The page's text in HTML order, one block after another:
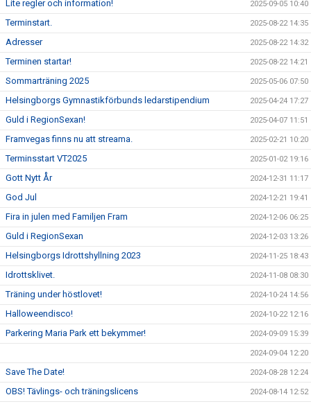
Lite regler och information! 2025-09-05 10:40
Terminstart. 2025-08-22 14:35
Adresser 2025-08-22 14:32
Terminen startar! 2025-08-22 14:21
Sommarträning 2025 2025-05-06 07:50
Helsingborgs Gymnastikförbunds ledarstipendium 2025-04-24 17:27
Guld i RegionSexan! 2025-04-07 11:51
Framvegas finns nu att streama. 2025-02-21 10:20
Terminsstart VT2025 2025-01-02 19:16
Gott Nytt År 2024-12-31 11:17
God Jul 2024-12-21 19:41
Fira in julen med Familjen Fram 2024-12-06 06:25
Guld i RegionSexan 2024-12-03 13:26
Helsingborgs Idrottshyllning 2023 2024-11-25 18:43
Idrottsklivet. 2024-11-08 08:30
Träning under höstlovet! 2024-10-24 14:56
Halloweendisco! 2024-10-22 12:16
Parkering Maria Park ett bekymmer! 2024-09-09 15:39
2024-09-04 12:20
Save The Date! 2024-08-28 12:24
OBS! Tävlings- och träningslicens 2024-08-14 12:52